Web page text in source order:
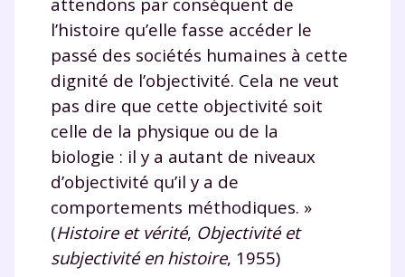
l’histoire qu’elle fasse accéder le
passé des sociétés humaines à cette
dignité de l’objectivité. Cela ne veut
pas dire que cette objectivité soit
celle de la physique ou de la
biologie : il y a autant de niveaux
d’objectivité qu’il y a de
comportements méthodiques. »
(Histoire et vérité, Objectivité et
subjectivité en histoire, 1955)